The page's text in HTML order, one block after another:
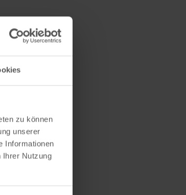
zu können
unserer
Informationen
Ihrer Nutzung